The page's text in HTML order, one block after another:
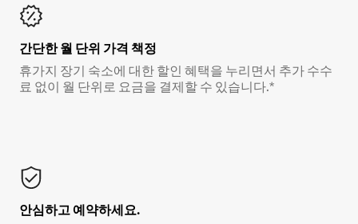
간단한 월 단위 가격 책정
휴가지 장기 숙소에 대한 할인 혜택을 누리면서 추가 수수
료 없이 월 단위로 요금을 결제할 수 있습니다.*
안심하고 예약하세요.